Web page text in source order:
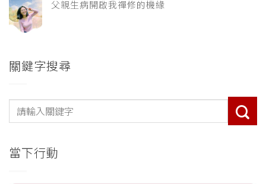
父親生病開啟我禪修的機緣
關鍵字搜尋
當下行動